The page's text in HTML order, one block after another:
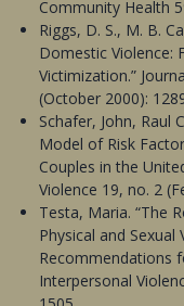
Community Health
Riggs, D. S., M. B.
Domestic Violence:
Victimization.”
(October 2000):
Schafer, John, Raul
Model of Risk
Couples in the
Violence 19, no. 2
Testa, Maria. “The
Physical and Sexual
Recommendations
Interpersonal